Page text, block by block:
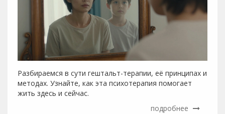
Разбираемся в сути гештальт-терапии, её принципах и
методах. Узнайте, как эта психотерапия помогает
жить здесь и сейчас.
подробнее